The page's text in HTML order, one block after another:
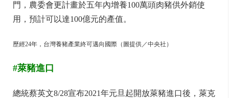
門，農委會更計畫於五年內增養100萬頭肉豬供外銷使
用，預計可以達100億元的產值。
歷經24年，台灣養豬產業終可邁向國際（圖提供／中央社）
#萊豬進口
總統蔡英文8/28宣布2021年元旦起開放萊豬進口後，萊克